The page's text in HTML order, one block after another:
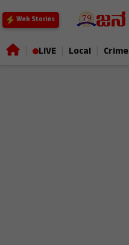
Web Stories
LIVE Local Crime